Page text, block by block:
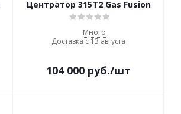
Центратор 315Т2 Gas Fusion
Много
Доставка с 13 августа
104 000 руб./шт